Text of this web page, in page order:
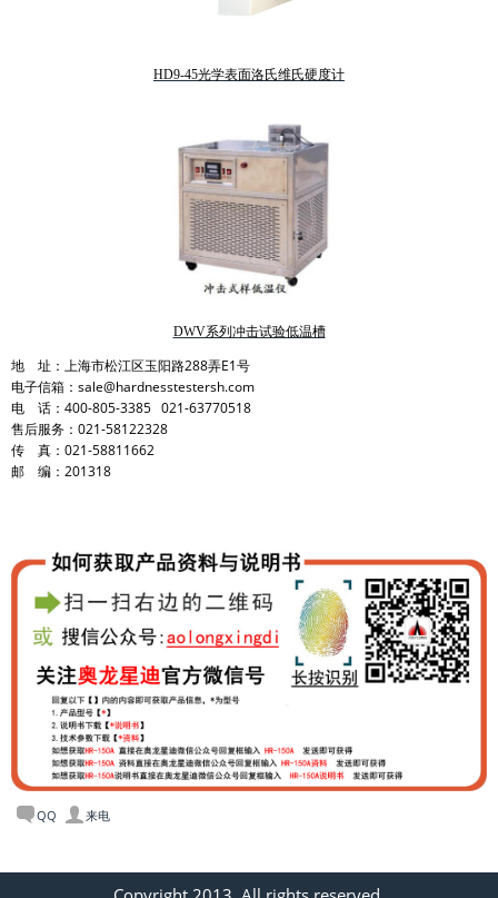
HD9-45光学表面洛氏维氏硬度计
DWV系列冲击试验低温槽
地 址：上海市松江区玉阳路288弄E1号
电子信箱：sale@hardnesstestersh.com
电 话：400-805-3385 021-63770518
售后服务：021-58122328
传 真：021-58811662
邮 编：201318
QQ 来电